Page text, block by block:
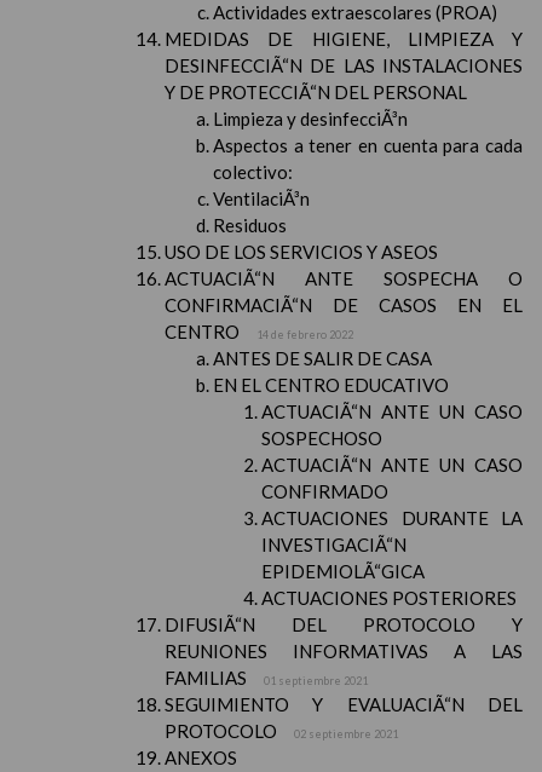
Actividades extraescolares (PROA)
MEDIDAS DE HIGIENE, LIMPIEZA Y
DESINFECCIÃ“N DE LAS INSTALACIONES
Y DE PROTECCIÃ“N DEL PERSONAL
Limpieza y desinfecciÃ³n
Aspectos a tener en cuenta para cada
colectivo:
VentilaciÃ³n
Residuos
USO DE LOS SERVICIOS Y ASEOS
ACTUACIÃ“N ANTE SOSPECHA O
CONFIRMACIÃ“N DE CASOS EN EL
CENTRO
14 de febrero 2022
ANTES DE SALIR DE CASA
EN EL CENTRO EDUCATIVO
ACTUACIÃ“N ANTE UN CASO
SOSPECHOSO
ACTUACIÃ“N ANTE UN CASO
CONFIRMADO
ACTUACIONES DURANTE LA
INVESTIGACIÃ“N
EPIDEMIOLÃ“GICA
ACTUACIONES POSTERIORES
DIFUSIÃ“N DEL PROTOCOLO Y
REUNIONES INFORMATIVAS A LAS
FAMILIAS
01 septiembre 2021
SEGUIMIENTO Y EVALUACIÃ“N DEL
PROTOCOLO
02 septiembre 2021
ANEXOS